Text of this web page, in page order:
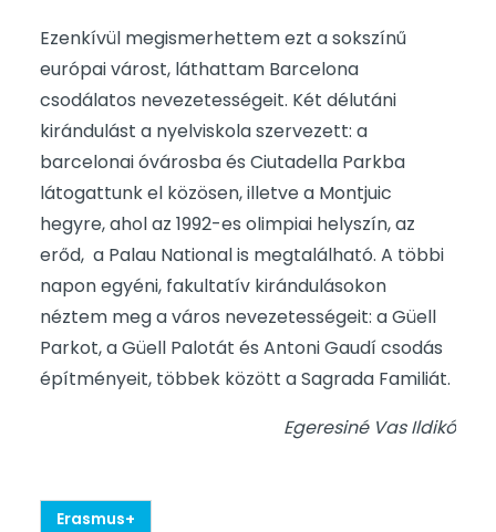
Ezenkívül megismerhettem ezt a sokszínű
európai várost, láthattam Barcelona
csodálatos nevezetességeit. Két délutáni
kirándulást a nyelviskola szervezett: a
barcelonai óvárosba és Ciutadella Parkba
látogattunk el közösen, illetve a Montjuic
hegyre, ahol az 1992-es olimpiai helyszín, az
erőd, a Palau National is megtalálható. A többi
napon egyéni, fakultatív kirándulásokon
néztem meg a város nevezetességeit: a Güell
Parkot, a Güell Palotát és Antoni Gaudí csodás
építményeit, többek között a Sagrada Familiát.
Egeresiné Vas Ildikó
Erasmus+